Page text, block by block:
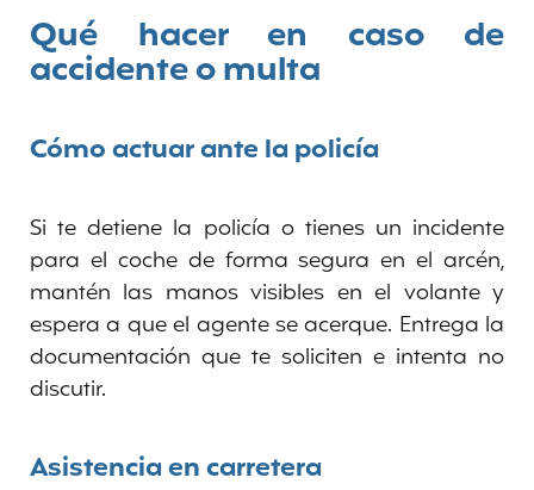
Qué hacer en caso de
accidente o multa
Cómo actuar ante la policía
Si te detiene la policía o tienes un incidente
para el coche de forma segura en el arcén,
mantén las manos visibles en el volante y
espera a que el agente se acerque. Entrega la
documentación que te soliciten e intenta no
discutir.
Asistencia en carretera